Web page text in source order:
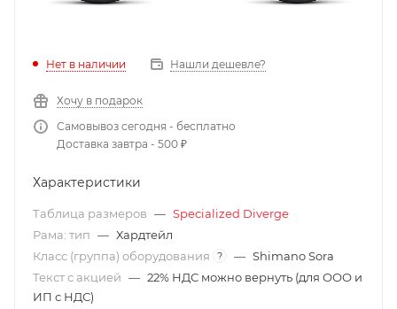
Нет в наличии Нашли дешевле?
Хочу в подарок
Самовывоз сегодня - бесплатно
Доставка завтра - 500 ₽
Характеристики
Таблица размеров — Specialized Diverge
Рама: тип — Хардтейл
Класс (группа) оборудования
? — Shimano Sora
Текст с акцией — 22% НДС можно вернуть (для ООО и
ИП с НДС)